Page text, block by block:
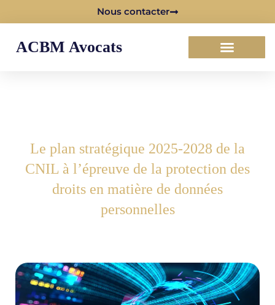
Nous contacter
ACBM Avocats
Le plan stratégique 2025-2028 de la
CNIL à l’épreuve de la protection des
droits en matière de données
personnelles